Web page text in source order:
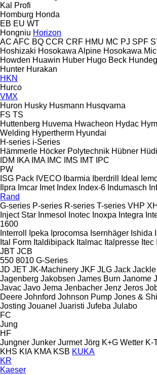
Kal
Profi
Homburg Honda
EB EU WT
Hongniu Horizon
AC AFC BQ CCR CRF HMU MC PJ SPF
Hoshizaki Hosokawa Alpine Hosokawa
Howden Huawin Huber Hugo Beck
Hunter Hurakan
HKN
Hurco
VMX
Huron Husky Husmann Husqvarna
FS TS
Huttenberg Huvema Hwacheon Hydac
Welding Hypertherm Hyundai
H-series i-Series
Hämmerle Höcker Polytechnik Hübner
IDM
IKA IMA IMC IMS IMT IPC
PW
ISG Pack IVECO Ibarmia Iberdrill Ideal
Ilpra Imcar Imet Index Index-6 Indumasch
Rand
G-series P-series R-series T-series VHP
Inject Star Inmesol Inotec Inoxpa Integra
1600
Interroll
Ipeka Iprocomsa Isernhäger Ishida
Ital Form Italdibipack Italmac Italpresse Itec
JBT JCB
550 8010 G-Series
JD JET JK-Machinery JKF JLG Jack Jackle
Jagenberg Jakobsen James Burn Janome
Javac Javo Jema Jenbacher Jenz Jeros
Deere Johnford Johnson Pump Jones &
Josting Jouanel Juaristi Jufeba Julabo
FC
Jung
HF
Jungner Junker Jurmet Jörg K+G Wetter K-
KHS KIA KMA KSB KUKA
KR
Kaeser